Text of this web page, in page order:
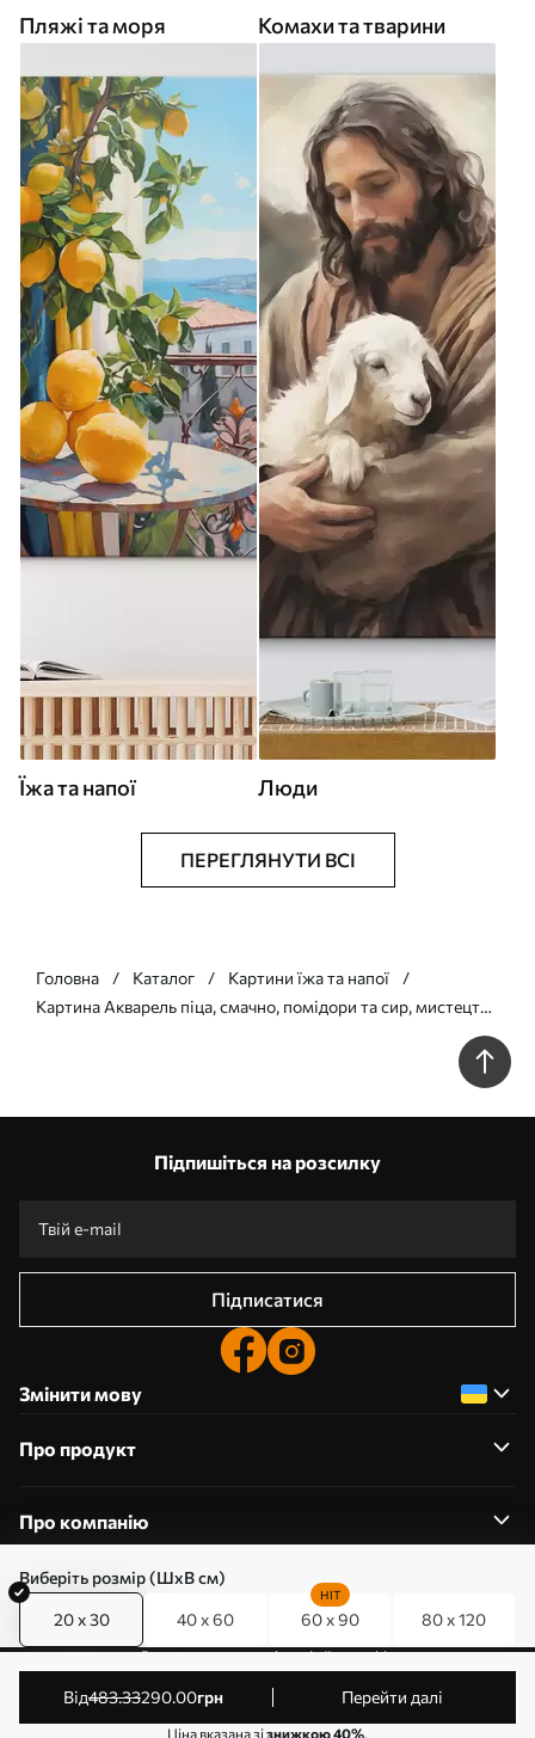
Виберіть розмір (ШхВ см)
20 x 30 40 x 60 60 x 90
HIT
80 x 120
від483.33290.00грн Перейти далі
Ціна вказана зізнижкою 40%.
Пляжі та моря Комахи та тварини
Їжа та напої Люди
ПЕРЕГЛЯНУТИ ВСІ
Головна Каталог
Картини їжа та напої
Картина Акварель піца, смачно, помідори та сир, мистецтво
Підпишіться на розсилку
Підписатися
Змінити мову
Про продукт
Про компанію
0800357223
Редагування дозволів на файли cookie
© 2011-2026 Art-holst. Усі права захищені. Власник:
ТОВ “КЛЄВЄР”. Код ЄДРПОУ: 31780602.